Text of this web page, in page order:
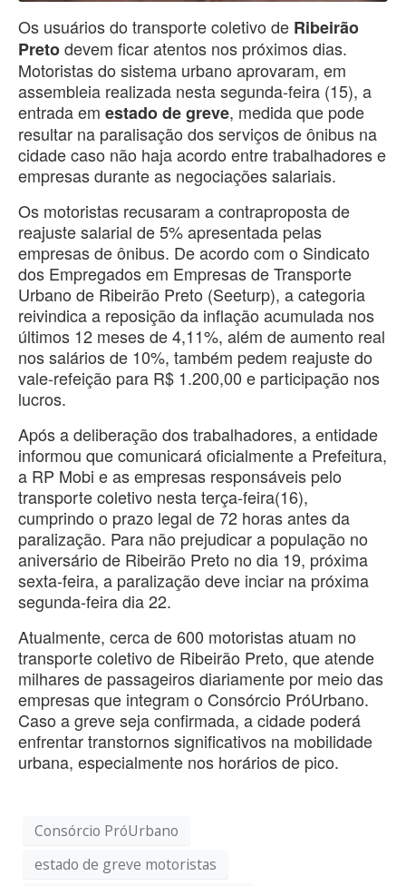
Os usuários do transporte coletivo de Ribeirão
Pretodevem ficar atentos nos próximos dias.
Motoristas do sistema urbano aprovaram, em
assembleia realizada nesta segunda-feira (15), a
entrada em estado de greve, medida que pode
resultar na paralisação dos serviços de ônibus na
cidade caso não haja acordo entre trabalhadores e
empresas durante as negociações salariais.
Os motoristas recusaram a contraproposta de
reajuste salarial de 5% apresentada pelas
empresas de ônibus. De acordo com o Sindicato
dos Empregados em Empresas de Transporte
Urbano de Ribeirão Preto (Seeturp), a categoria
reivindica a reposição da inflação acumulada nos
últimos 12 meses de 4,11%, além de aumento real
nos salários de 10%, também pedem reajuste do
vale-refeição para R$ 1.200,00 e participação nos
lucros.
Após a deliberação dos trabalhadores, a entidade
informou que comunicará oficialmente a Prefeitura,
a RP Mobi e as empresas responsáveis pelo
transporte coletivo nesta terça-feira(16),
cumprindo o prazo legal de 72 horas antes da
paralização. Para não prejudicar a população no
aniversário de Ribeirão Preto no dia 19, próxima
sexta-feira, a paralização deve inciar na próxima
segunda-feira dia 22.
Atualmente, cerca de 600 motoristas atuam no
transporte coletivo de Ribeirão Preto, que atende
milhares de passageiros diariamente por meio das
empresas que integram o Consórcio PróUrbano.
Caso a greve seja confirmada, a cidade poderá
enfrentar transtornos significativos na mobilidade
urbana, especialmente nos horários de pico.
Consórcio PróUrbano
estado de greve motoristas